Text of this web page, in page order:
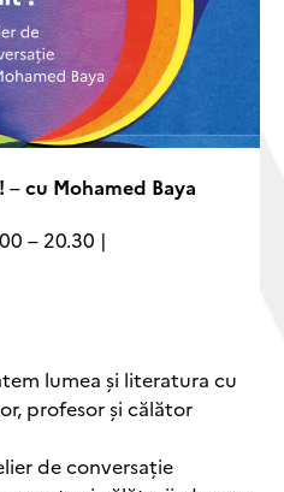
–cu Mohamed Baya
– 20.30 |
lumea și literatura cu
profesor și călător
de conversație